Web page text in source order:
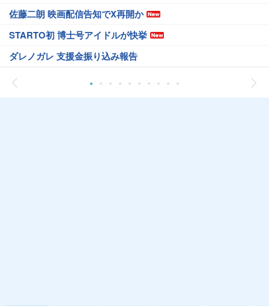
佐藤二朗 映画配信告知でX再開か
STARTO初 博士号アイドルが快挙
ダレノガレ 支援金振り込み報告